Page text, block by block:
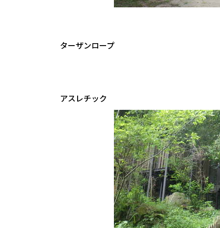
ターザンロープ
アスレチック